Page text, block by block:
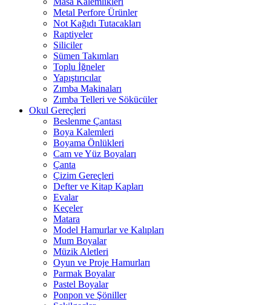
Metal Perfore Ürünler
Not Kağıdı Tutacakları
Raptiyeler
Siliciler
Sümen Takımları
Toplu İğneler
Yapıştırıcılar
Zımba Makinaları
Zımba Telleri ve Sökücüler
Okul Gereçleri
Beslenme Çantası
Boya Kalemleri
Boyama Önlükleri
Cam ve Yüz Boyaları
Çanta
Çizim Gereçleri
Defter ve Kitap Kapları
Evalar
Keçeler
Matara
Model Hamurlar ve Kalıpları
Mum Boyalar
Müzik Aletleri
Oyun ve Proje Hamurları
Parmak Boyalar
Pastel Boyalar
Ponpon ve Şöniller